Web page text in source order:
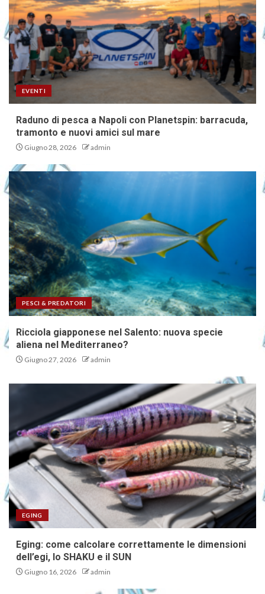
EVENTI
Raduno di pesca a Napoli con Planetspin: barracuda,
tramonto e nuovi amici sul mare
Giugno 28, 2026 admin
PESCI & PREDATORI
Ricciola giapponese nel Salento: nuova specie
aliena nel Mediterraneo?
Giugno 27, 2026 admin
EGING
Eging: come calcolare correttamente le dimensioni
dell’egi, lo SHAKU e il SUN
Giugno 16, 2026 admin